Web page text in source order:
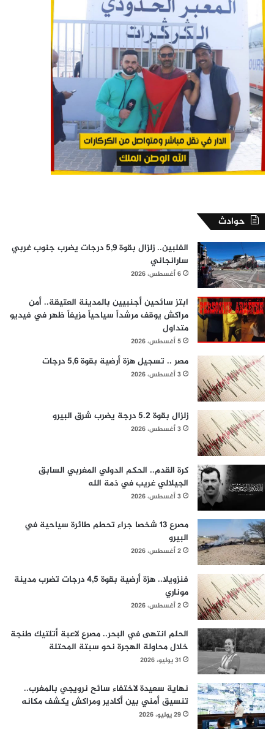
حوادث
الفلبين.. زلزال بقوة 5,9 درجات يضرب جنوب غربي
سارانجاني
6 أغسطس، 2026
ابتز سائحين أجنبيين بالمدينة العتيقة.. أمن
مراكش يوقف مرشداً سياحياً مزيفاً ظهر في فيديو
متداول
5 أغسطس، 2026
مصر .. تسجيل هزة أرضية بقوة 5,6 درجات
3 أغسطس، 2026
زلزال بقوة 5.2 درجة يضرب شرق البيرو
3 أغسطس، 2026
كرة القدم.. الحكم الدولي المغربي السابق
الجيلالي غريب في ذمة الله
3 أغسطس، 2026
مصرع 13 شخصا جراء تحطم طائرة سياحية في
البيرو
2 أغسطس، 2026
فنزويلا.. هزة أرضية بقوة 4,5 درجات تضرب مدينة
موناري
2 أغسطس، 2026
الحلم انتهى في البحر.. مصرع لاعبة أتلتيك طنجة
خلال محاولة الهجرة نحو سبتة المحتلة
31 يوليو، 2026
نهاية سعيدة لاختفاء سائح نرويجي بالمغرب..
تنسيق أمني بين أكادير ومراكش يكشف مكانه
29 يوليو، 2026